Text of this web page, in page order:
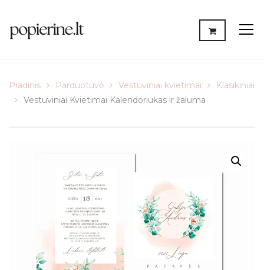
Pradinis Parduotuvė Vestuviniai kvietimai
Klasikiniai
Vestuviniai Kvietimai Kalendoriukas ir žaluma